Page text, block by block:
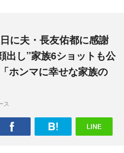
e
に夫・長友佑都に感謝
出し”家族6ショットも公
ホンマに幸せな家族の
ス